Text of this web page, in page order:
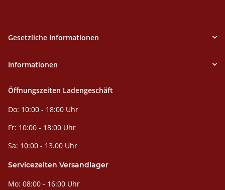
Gesetzliche Informationen
Informationen
Öffnungszeiten Ladengeschäft
Do: 10:00 - 18:00 Uhr
Fr: 10:00 - 18:00 Uhr
Sa: 10:00 - 13.00 Uhr
Servicezeiten Versandlager
Mo: 08:00 - 16:00 Uhr